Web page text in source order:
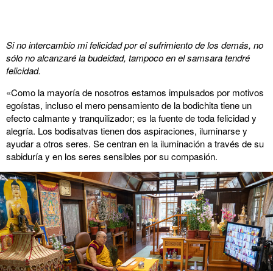
Si no intercambio mi felicidad por el sufrimiento de los demás, no
sólo no alcanzaré la budeidad, tampoco en el samsara tendré
felicidad.
«Como la mayoría de nosotros estamos impulsados por motivos
egoístas, incluso el mero pensamiento de la bodichita tiene un
efecto calmante y tranquilizador; es la fuente de toda felicidad y
alegría. Los bodisatvas tienen dos aspiraciones, iluminarse y
ayudar a otros seres. Se centran en la iluminación a través de su
sabiduría y en los seres sensibles por su compasión.